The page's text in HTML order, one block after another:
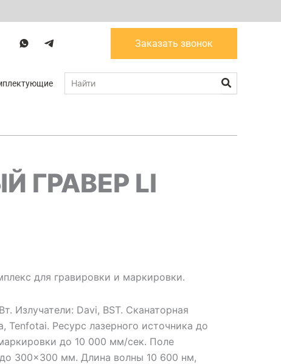
W
a
T
g Заказать звонок
Поиск
ГРАВЕР LI
для гравировки и маркировки.
Излучатели: Davi, BST. Сканаторная
Tenfotai. Ресурс лазерного источника до
до 10 000 мм/сек. Поле
300×300 мм. Длина волны 10 600 нм,